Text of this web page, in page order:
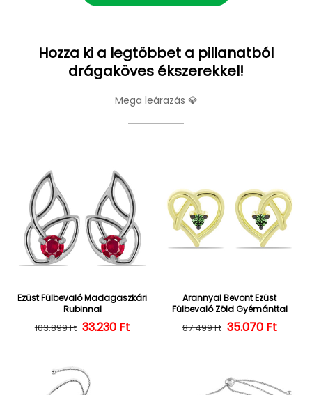
Hozza ki a legtöbbet a pillanatból
drágaköves ékszerekkel!
Mega leárazás 💎
Ezüst Fülbevaló Madagaszkári
Rubinnal
Normál ár
103.899 Ft Kedvezményes ár
33.230 Ft
Arannyal Bevont Ezüst
Fülbevaló Zöld Gyémánttal
Normál ár
87.499 Ft 35.070 Ft